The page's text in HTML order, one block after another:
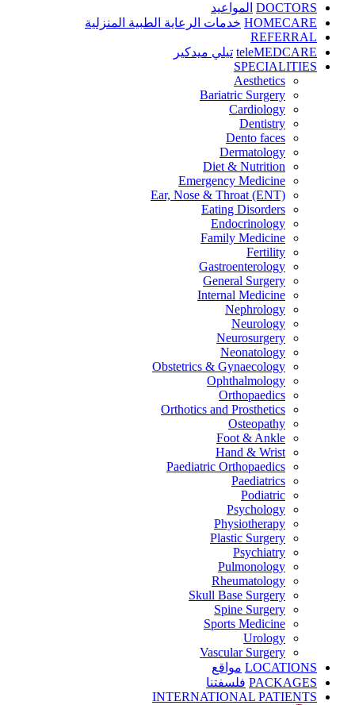
DOCTORS المواعيد
HOMECARE خدمات الرعاية الطبية المنزلية
REFERRAL
teleMEDCARE تيلي ميدكير
SPECIALITIES
Aesthetics
Bariatric Surgery
Cardiology
Dentistry
Dento faces
Dermatology
Diet & Nutrition
Emergency Medicine
Ear, Nose & Throat (ENT)
Eating Disorders
Endocrinology
Family Medicine
Fertility
Gastroenterology
General Surgery
Internal Medicine
Nephrology
Neurology
Neurosurgery
Neonatology
Obstetrics & Gynaecology
Ophthalmology
Orthopaedics
Orthotics and Prosthetics
Osteopathy
Foot & Ankle
Hand & Wrist
Paediatric Orthopaedics
Paediatrics
Podiatric
Psychology
Physiotherapy
Plastic Surgery
Psychiatry
Pulmonology
Rheumatology
Skull Base Surgery
Spine Surgery
Sports Medicine
Urology
Vascular Surgery
LOCATIONS مواقع
PACKAGES فلسفتنا
INTERNATIONAL PATIENTS